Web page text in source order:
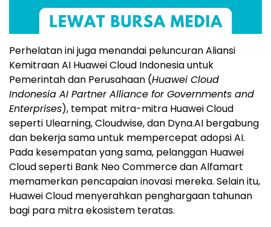
Perhelatan ini juga menandai peluncuran Aliansi
Kemitraan AI Huawei Cloud Indonesia untuk
Pemerintah dan Perusahaan (Huawei Cloud
Indonesia AI Partner Alliance for Governments and
Enterprises), tempat mitra-mitra Huawei Cloud
seperti Ulearning, Cloudwise, dan Dyna.AI bergabung
dan bekerja sama untuk mempercepat adopsi AI.
Pada kesempatan yang sama, pelanggan Huawei
Cloudseperti Bank Neo Commerce dan Alfamart
memamerkan pencapaian inovasi mereka. Selain itu,
Huawei Cloud menyerahkan penghargaan tahunan
bagi para mitra ekosistem teratas.